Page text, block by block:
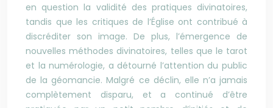
en question la validité des pratiques divinatoires,
tandis que les critiques de l’Église ont contribué à
discréditer son image. De plus, l’émergence de
nouvelles méthodes divinatoires, telles que le tarot
et la numérologie, a détourné l’attention du public
de la géomancie. Malgré ce déclin, elle n’a jamais
complètement disparu, et a continué d’être